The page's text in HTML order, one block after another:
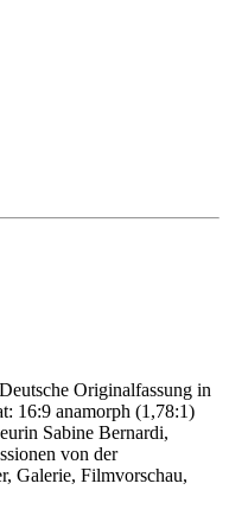
Originalfassung in
16:9 anamorph (1,78:1)
Sabine Bernardi,
von der
Galerie, Filmvorschau,